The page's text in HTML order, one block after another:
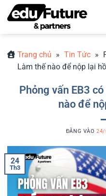
qua
Trang chủ » Tin Tức »
Làm thế nào để nộp lại
Phỏng vấn EB3
nào để
ĐĂNG VÀO 24/
24
Th3